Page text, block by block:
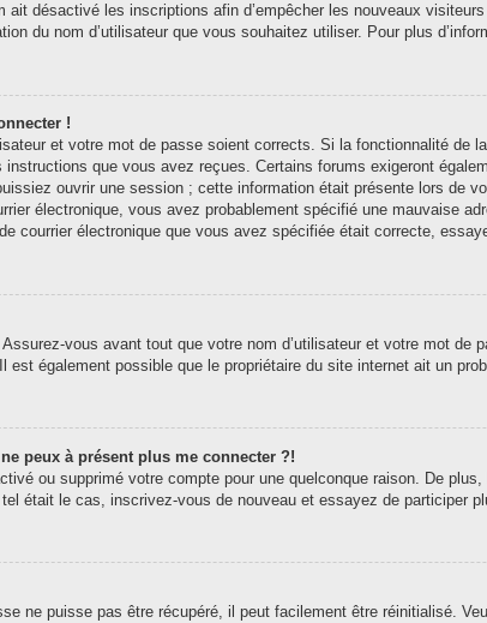
ait désactivé les inscriptions afin d’empêcher les nouveaux
du nom d’utilisateur que vous souhaitez utiliser. Pour plus
!
et votre mot de passe soient corrects. Si la fonctionnalité
instructions que vous avez reçues. Certains forums exigeront
ouvrir une session ; cette information était présente lors de
électronique, vous avez probablement spécifié une mauvaise
courrier électronique que vous avez spécifiée était correcte,
vous avant tout que votre nom d’utilisateur et votre mot
également possible que le propriétaire du site internet ait un
peux à présent plus me connecter ?!
ou supprimé votre compte pour une quelconque raison. De
était le cas, inscrivez-vous de nouveau et essayez de participer
ne puisse pas être récupéré, il peut facilement être réinitialisé.